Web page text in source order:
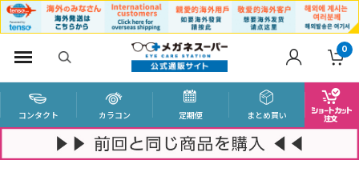
0
コンタクト カラコン 定期便 まとめ買い